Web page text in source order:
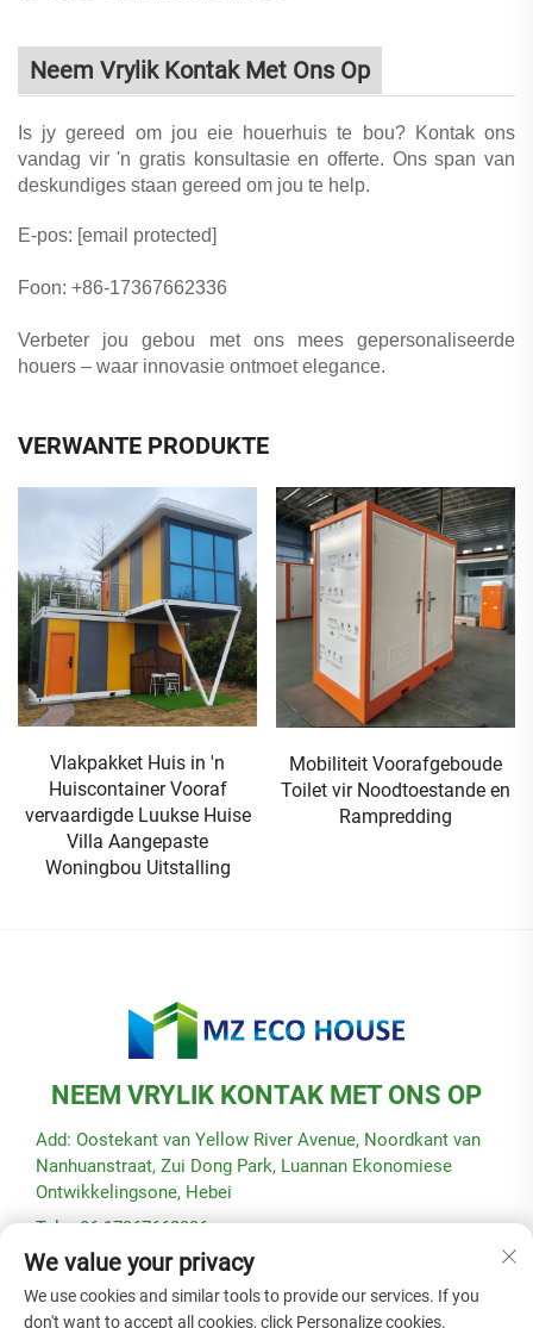
Neem Vrylik Kontak Met Ons Op
Is jy gereed om jou eie houerhuis te bou? Kontak ons
vandag vir 'n gratis konsultasie en offerte. Ons span van
deskundiges staan gereed om jou te help.
E-pos: [email protected]
Foon: +86-17367662336
Verbeter jou gebou met ons mees gepersonaliseerde
houers – waar innovasie ontmoet elegance.
VERWANTE PRODUKTE
Vlakpakket Huis in 'n
Huiscontainer Vooraf
vervaardigde Luukse Huise
Villa Aangepaste
Woningbou Uitstalling
Mobiliteit Voorafgeboude
Toilet vir Noodtoestande en
Rampredding
NEEM VRYLIK KONTAK MET ONS OP
Add: Oostekant van Yellow River Avenue, Noordkant van
Nanhuanstraat, Zui Dong Park, Luannan Ekonomiese
Ontwikkelingsone, Hebei
Tel: +86-17367662336
E-pos:[email protected]
We value your privacy
We use cookies and similar tools to provide our services. If you
don't want to accept all cookies, click Personalize cookies.